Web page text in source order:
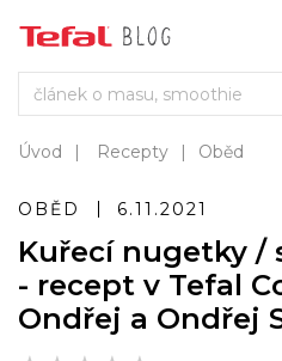
Úvod Recepty Oběd
OBĚD 6.11.2021
Kuřecí nugetky /
- recept v Tefal
Ondřej a Ondřej